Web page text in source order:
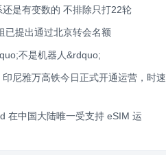
是有变数的 不排除只打22轮
已提出通过北京转会名额
不是机器人&rdquo;
尼雅万高铁今日正式开通运营，时速
在中国大陆唯一受支持 eSIM 运